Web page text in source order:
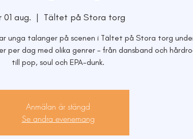
01 aug.
  |
Tältet på Stora torg
unga talanger på scenen i Tältet på Stora torg
per dag med olika genrer – från dansband och
till pop, soul och EPA-dunk.
Anmälan är stängd
Se andra evenemang